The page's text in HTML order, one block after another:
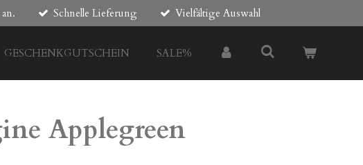
Schnelle Lieferung Vielfältige Auswahl
GESCHENKGUTSCHEIN SALE%
Applegreen